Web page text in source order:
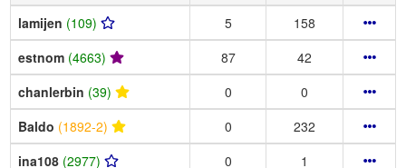
lamijen (109) 5
158
estnom (4663) 87
42
chanlerbin (39) 0
0
Baldo (1892-2) 0
232
ina108 (2977) 0 1